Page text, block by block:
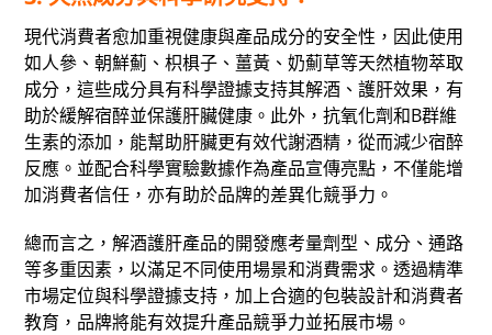
現代消費者愈加重視健康與產品成分的安全性，因此使用
如人參、朝鮮薊、枳椇子、薑黃、奶薊草等天然植物萃取
成分，這些成分具有科學證據支持其解酒、護肝效果，有
助於緩解宿醉並保護肝臟健康。此外，抗氧化劑和B群維
生素的添加，能幫助肝臟更有效代謝酒精，從而減少宿醉
反應。並配合科學實驗數據作為產品宣傳亮點，不僅能增
加消費者信任，亦有助於品牌的差異化競爭力。
總而言之，解酒護肝產品的開發應考量劑型、成分、通路
等多重因素，以滿足不同使用場景和消費需求。透過精準
市場定位與科學證據支持，加上合適的包裝設計和消費者
教育，品牌將能有效提升產品競爭力並拓展市場。